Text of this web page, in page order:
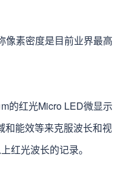
像素密度是目前业界最高
的红光Micro LED微显示
和能效等来克服波长和视
红光波长的记录。